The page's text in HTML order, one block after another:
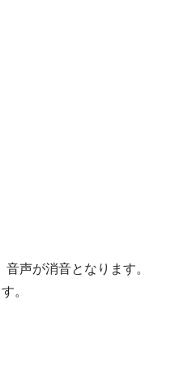
声が消音となります。
。